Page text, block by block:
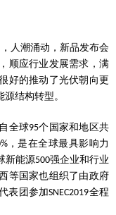
人潮涌动，新品发布会
顺应行业发展需求，满
好的推动了光伏朝向更
结构转型。
全球95个国家和地区共
，是在全球最具影响力
新能源500强企业和行业
等国家也组织了由政府
表团参加SNEC2019全程